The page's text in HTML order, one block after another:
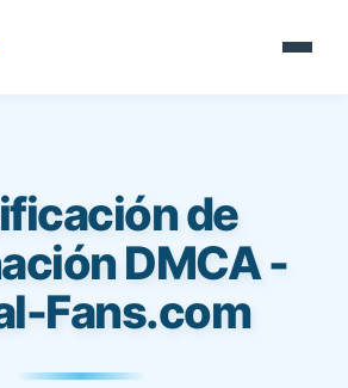
de
DMCA -
Fans.com